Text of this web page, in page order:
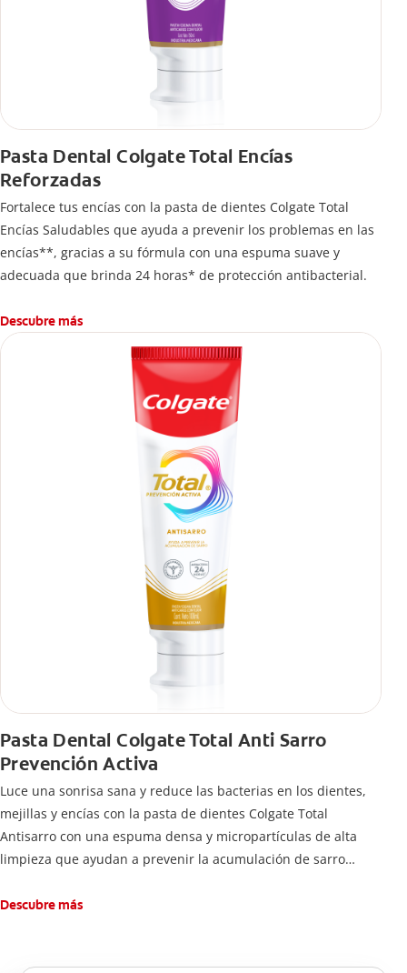
Pasta Dental Colgate Total Encías
Reforzadas
Fortalece tus encías con la pasta de dientes Colgate Total
Encías Saludables que ayuda a prevenir los problemas en las
encías**, gracias a su fórmula con una espuma suave y
adecuada que brinda 24 horas* de protección antibacterial.
Descubre más
Pasta Dental Colgate Total Anti Sarro
Prevención Activa
Luce una sonrisa sana y reduce las bacterias en los dientes,
mejillas y encías con la pasta de dientes Colgate Total
Antisarro con una espuma densa y micropartículas de alta
limpieza que ayudan a prevenir la acumulación de sarro
Descubre más